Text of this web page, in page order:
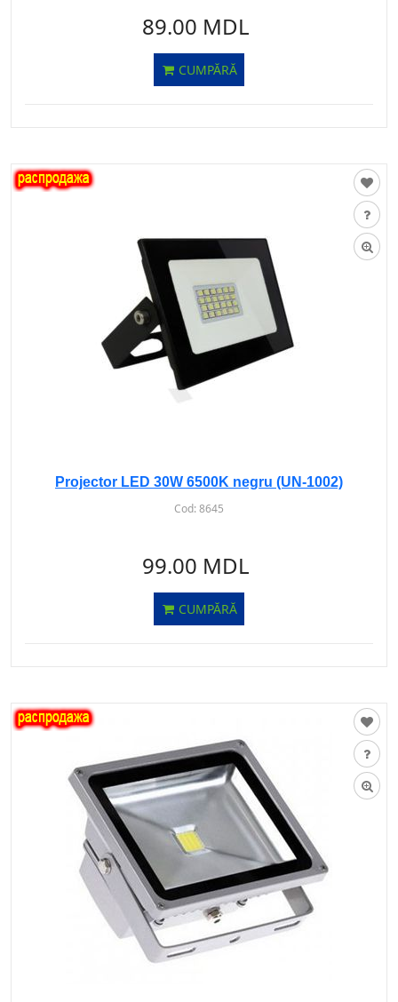
89.00 MDL
CUMPĂRĂ
Projector LED 30W 6500K negru (UN-1002)
Cod:8645
99.00 MDL
CUMPĂRĂ